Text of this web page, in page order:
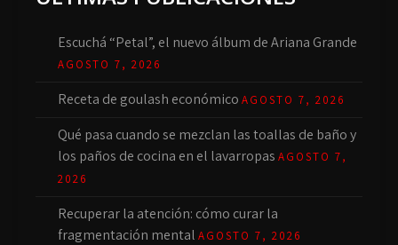
Escuchá “Petal”, el nuevo álbum de Ariana Grande
AGOSTO 7, 2026
Receta de goulash económico AGOSTO 7, 2026
Qué pasa cuando se mezclan las toallas de baño y
los paños de cocina en el lavarropas AGOSTO 7,
2026
Recuperar la atención: cómo curar la
fragmentación mental AGOSTO 7, 2026